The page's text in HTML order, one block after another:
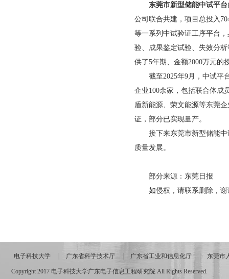
东莞市新型储能中试平台
公司联合共建，项目总投入
等一系列中试验证工序平台
验、成果鉴定试验、失效分
供了5年期、金额2000万元的
截至2025年9月，中试平台
企业100余家，包括联合体成
盾新能源、荣文能源等东莞
证，部分已实现量产。
接下来东莞市新型储能中
质量发展。
部分来源：东莞日报
如侵权，请联系删除，谢
电子科技大学 广东省科学技术厅 广东省工业和信息化厅 东莞市
Copyright 2017 电子科技大学广东电子信息工程研究院 All Rights Reserved.